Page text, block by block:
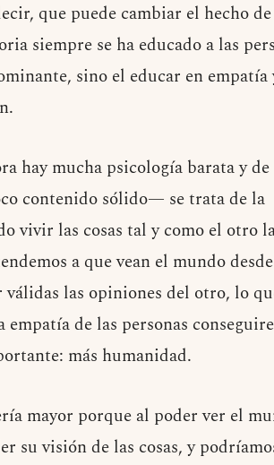
que puede cambiar el hecho
siempre se ha educado a las
sino el educar en empatía
hay mucha psicología barata y de
contenido sólido— se trata de la
vivir las cosas tal y como el otro
a que vean el mundo
válidas las opiniones del otro, lo
de las personas
más humanidad.
mayor porque al poder ver el
su visión de las cosas, y